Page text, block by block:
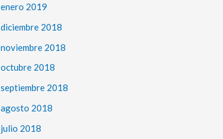
enero 2019
diciembre 2018
noviembre 2018
octubre 2018
septiembre 2018
agosto 2018
julio 2018